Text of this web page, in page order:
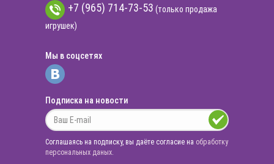
+7 (965) 714-73-53 (только продажа
игрушек)
Мы в соцсетях
Подписка на новости
Соглашаясь на подписку, вы даёте согласие на обработку
персональных даных